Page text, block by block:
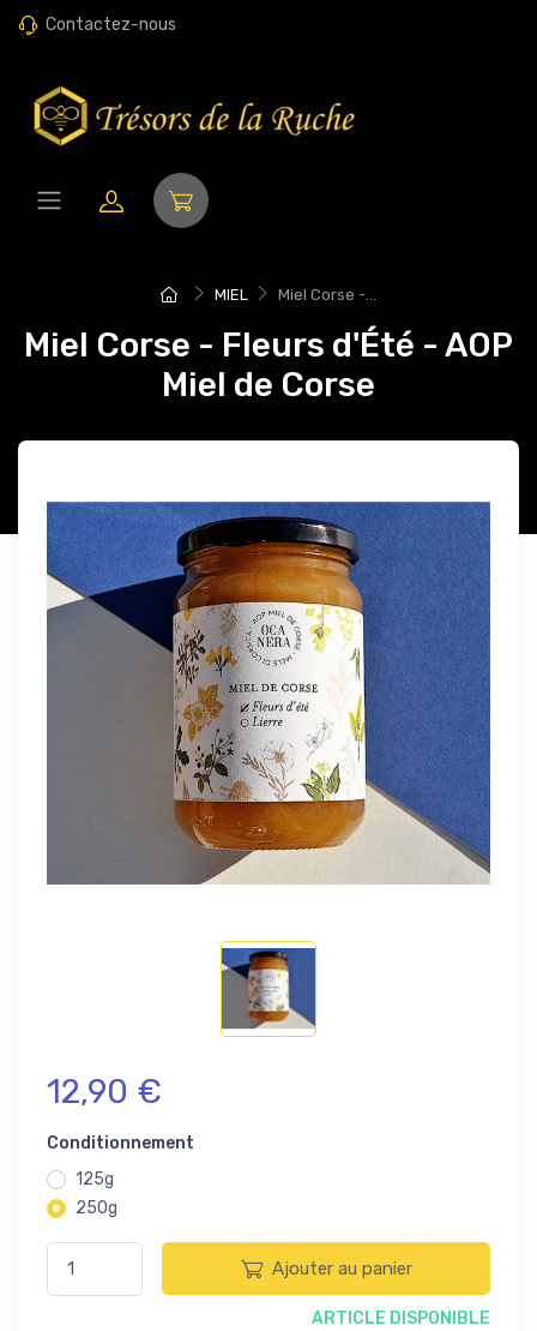
Contactez-nous
MIEL Miel Corse -...
Miel Corse - Fleurs d'Été - AOP
Miel de Corse
12,90 €
Conditionnement
125g
250g
Ajouter au panier
ARTICLE DISPONIBLE